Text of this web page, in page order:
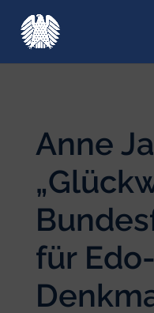
Anne
„
für